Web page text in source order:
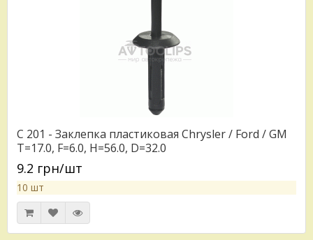
C 201 - Заклепка пластиковая Chrysler / Ford / GM
T=17.0, F=6.0, H=56.0, D=32.0
9.2 грн/шт
10 шт